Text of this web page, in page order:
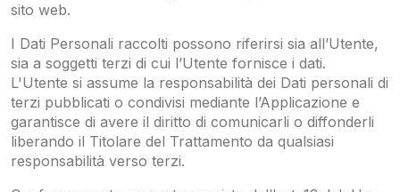
sito web.
I Dati Personali raccolti possono riferirsi sia all’Utente,
sia a soggetti terzi di cui l’Utente fornisce i dati.
L'Utente si assume la responsabilità dei Dati personali di
terzi pubblicati o condivisi mediante l’Applicazione e
garantisce di avere il diritto di comunicarli o diffonderli
liberando il Titolare del Trattamento da qualsiasi
responsabilità verso terzi.